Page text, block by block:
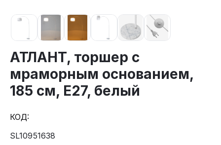
АТЛАНТ, торшер с
мраморным основанием,
185 см, E27, белый
КОД:
SL10951638